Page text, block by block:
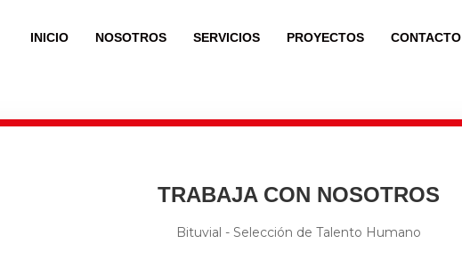
INICIO NOSOTROS SERVICIOS PROYECTOS CONTACTO
TRABAJA CON NOSOTROS
Bituvial - Selección de Talento Humano